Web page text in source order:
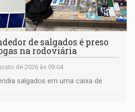
de salgados é preso
na rodoviária
de 2026 às 09:04
salgados em uma caixa de